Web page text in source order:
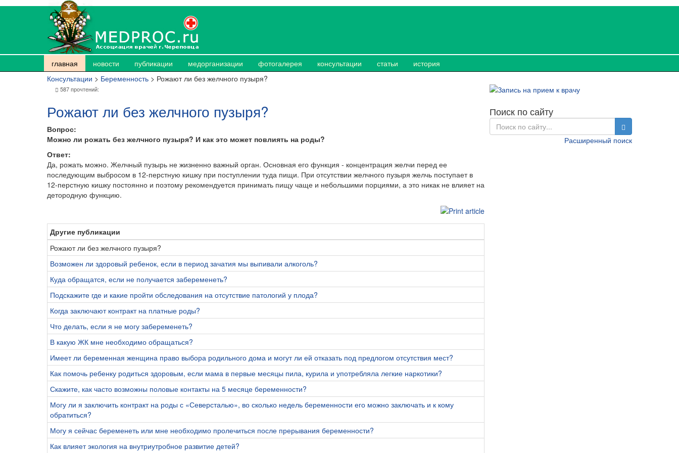
главная новости публикации медорганизации фотогалерея консультации статьи
история
Консультации > Беременность > Рожают ли без желчного пузыря?
587 прочтений:
Рожают ли без желчного пузыря?
Вопрос:
Можно ли рожать без желчного пузыря? И как это может повлиять на роды?
Ответ:
Да, рожать можно. Желчный пузырь не жизненно важный орган. Основная его функция - концентрация желчи перед ее
последующим выбросом в 12-перстную кишку при поступлении туда пищи. При отсутствии желчного пузыря желчь поступает в
12-перстную кишку постоянно и поэтому рекомендуется принимать пищу чаще и небольшими порциями, а это никак не влияет на
детородную функцию.
Другие публикации
Рожают ли без желчного пузыря?
Возможен ли здоровый ребенок, если в период зачатия мы выпивали алкоголь?
Куда обращатся, если не получается забеременеть?
Подскажите где и какие пройти обследования на отсутствие патологий у плода?
Когда заключают контракт на платные роды?
Что делать, если я не могу забеременеть?
В какую ЖК мне необходимо обращаться?
Имеет ли беременная женщина право выбора родильного дома и могут ли ей отказать под предлогом отсутствия мест?
Как помочь ребенку родиться здоровым, если мама в первые месяцы пила, курила и употребляла легкие наркотики?
Скажите, как часто возможны половые контакты на 5 месяце беременности?
Могу ли я заключить контракт на роды с «Северсталью», во сколько недель беременности его можно заключать и к кому
обратиться?
Могу я сейчас беременеть или мне необходимо пролечиться после прерывания беременности?
Как влияет экология на внутриутробное развитие детей?
Поиск по сайту
Расширенный поиск